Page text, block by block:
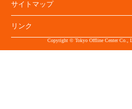
サイトマップ
リンク
Copyright © Tokyo Offline Center Co.,